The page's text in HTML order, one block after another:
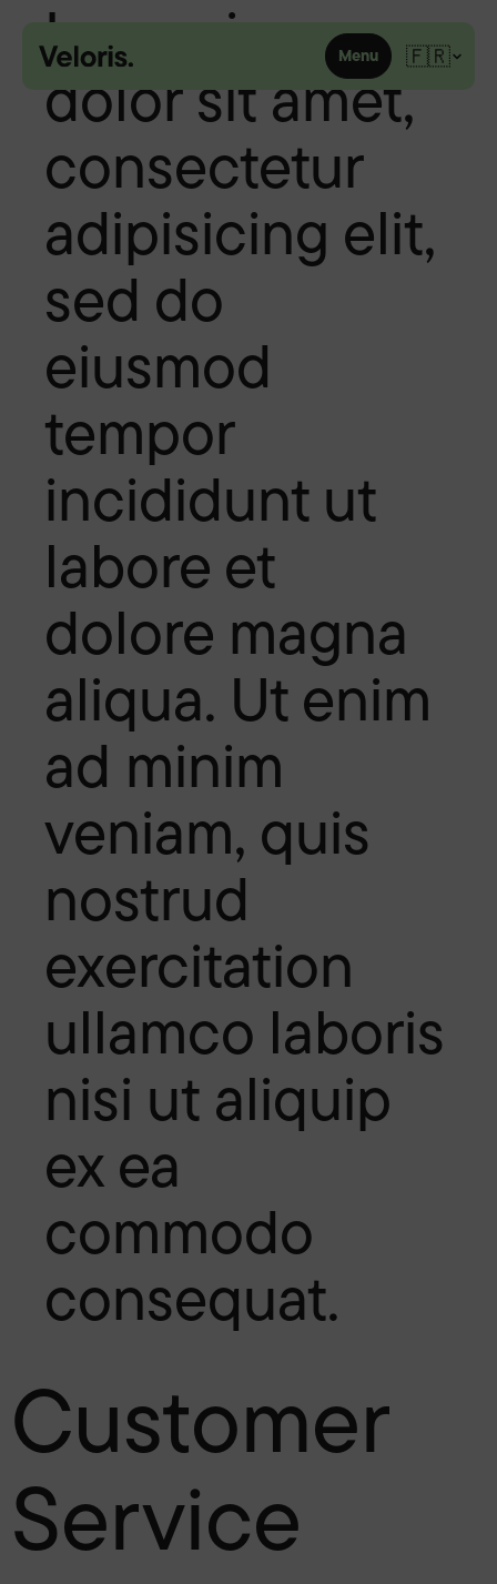
Skip to content
Menu 🇫🇷
Lorem ipsum
dolor sit amet,
consectetur
adipisicing elit,
sed do
eiusmod
tempor
incididunt ut
labore et
dolore magna
aliqua. Ut enim
ad minim
veniam, quis
nostrud
exercitation
ullamco laboris
nisi ut aliquip
ex ea
commodo
consequat.
Customer
Service